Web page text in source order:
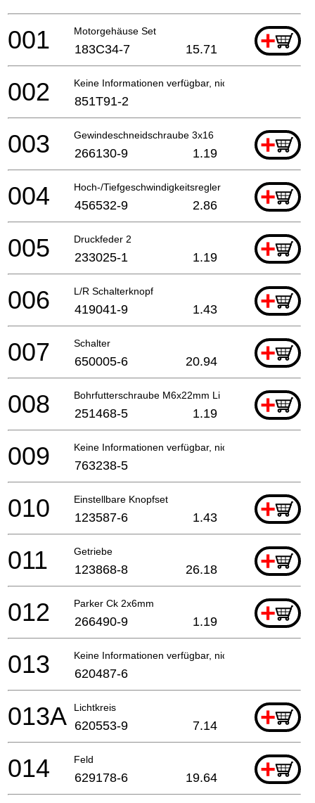
Motorgehäuse Set +
001 183C34-7 15.71
Keine Informationen verfügbar, nicht bestellbar
002 851T91-2
Gewindeschneidschraube 3x16 +
003 266130-9 1.19
Hoch-/Tiefgeschwindigkeitsregler +
004 456532-9 2.86
Druckfeder 2 +
005 233025-1 1.19
L/R Schalterknopf +
006 419041-9 1.43
Schalter +
007 650005-6 20.94
Bohrfutterschraube M6x22mm Li +
008 251468-5 1.19
Keine Informationen verfügbar, nicht bestellbar
009 763238-5
Einstellbare Knopfset +
010 123587-6 1.43
Getriebe +
011 123868-8 26.18
Parker Ck 2x6mm +
012 266490-9 1.19
Keine Informationen verfügbar, nicht bestellbar
013 620487-6
Lichtkreis +
013A 620553-9 7.14
Feld +
014 629178-6 19.64